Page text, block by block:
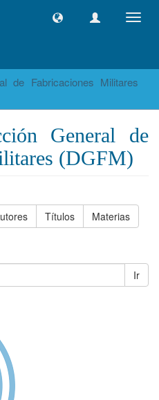
de Fabricaciones Militares
General de
(DGFM)
Títulos Materias
Ir